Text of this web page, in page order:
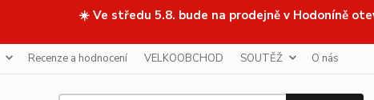
☀️ Ve středu 5.8. bude na prodejně v Hodoníně
Recenze a hodnocení VELKOOBCHOD SOUTĚŽ O nás